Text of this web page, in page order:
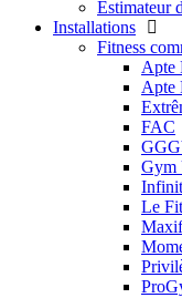
Estimateur
Installations
Fitness
Apte
Apte
FAC
Gym
Le